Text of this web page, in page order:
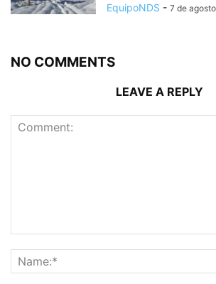
EquipoNDS - 7 de
NO COMMENTS
LEAVE A REPLY